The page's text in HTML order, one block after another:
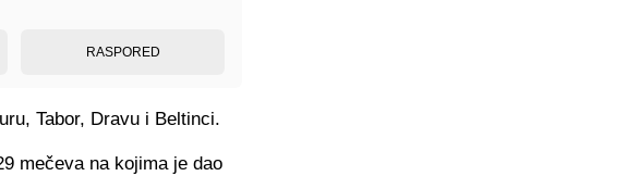
RASPORED
Tabor, Dravu i Beltinci.
mečeva na kojima je dao